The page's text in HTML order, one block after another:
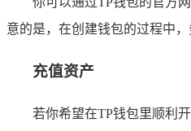
意的是，在创建钱包的过程中
充值资产
若你希望在TP钱包里顺利